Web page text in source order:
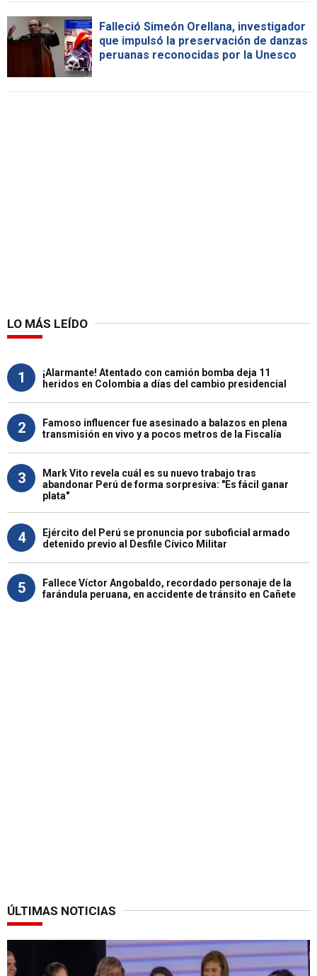
Falleció Simeón Orellana, investigador
que impulsó la preservación de danzas
peruanas reconocidas por la Unesco
LO MÁS LEÍDO
1
¡Alarmante! Atentado con camión bomba deja 11
heridos en Colombia a días del cambio presidencial
2
Famoso influencer fue asesinado a balazos en plena
transmisión en vivo y a pocos metros de la Fiscalía
3
Mark Vito revela cuál es su nuevo trabajo tras
abandonar Perú de forma sorpresiva: "Es fácil ganar
plata"
4
Ejército del Perú se pronuncia por suboficial armado
detenido previo al Desfile Cívico Militar
5
Fallece Víctor Angobaldo, recordado personaje de la
farándula peruana, en accidente de tránsito en Cañete
ÚLTIMAS NOTICIAS